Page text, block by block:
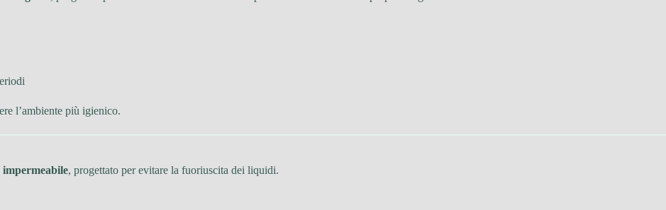
l’ambiente più igienico.
, progettato per evitare la fuoriuscita dei liquidi.